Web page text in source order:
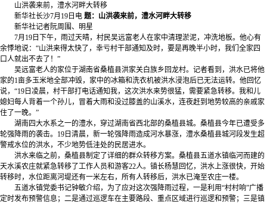
山洪袭来前，澧水河畔大转移
新华社长沙7月19日电 题：山洪袭来前，澧水河畔大转移
新华社记者阮周围、明星
7月19日下午，雨过天晴，村民吴远富老人在家中清理淤泥，冲洗地板。他心有
余悸地说：“山洪来得太快了，幸亏村干部通知及时，要是再晚半小时，我们全家四
口人就出不去了！”
吴远富老人的家位于湖南省桑植县洪家关白族乡回龙村。记者看到，洪水已将他
家的1亩多玉米地全部冲毁，家中的冰箱和洗衣机被洪水浸泡后已无法运转。他回忆
说，“19日凌晨，村干部打电话通知我，这次洪水来势很猛，需要紧急转移。我和儿
媳妇每人背着一个孙儿，冒着大雨和没过膝盖的山溪水，连夜赶到地势较高的亲戚家
住了一晚。”
湖南四大水系之一的澧水，穿过湖南省西北部的桑植县城。桑植县今年已遭受多
轮强降雨的袭击。19日清晨，新一轮强降雨造成河水暴涨，澧水桑植县城河段发生超
警戒水位的洪水，不少地势低洼处的民居进水。
洪水来临之前，桑植县制定了详细的群众转移方案。桑植县五道水镇临河而建的
天水溪农庄就紧急转移了工作人员和游客22人。镇长杨慧回忆，洪水上涨很快，开始
转移时，水位距离河堤还有一米左右，所有人转移后，洪水已淹至农庄一楼。
五道水镇党委书记钟敏介绍，为了应对这次强降雨过程，一是利用“村村响”广播
定时发布预警信息；二是通过巡逻车在主要路段、重点区域进行巡逻和预警；三是镇